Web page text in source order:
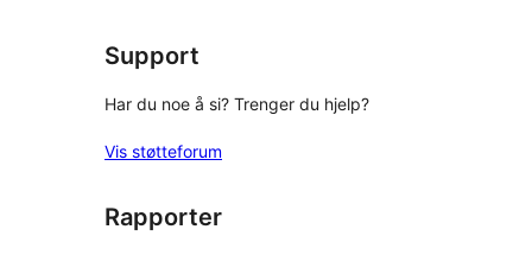
Support
Har du noe å si? Trenger du hjelp?
Vis støtteforum
Rapporter